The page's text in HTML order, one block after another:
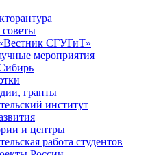
СГУГиТ»
мероприятия
гранты
институт
и центры
работа студентов